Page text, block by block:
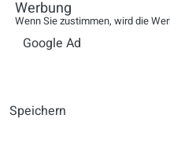
-
nutzen
Werbung
Wenn Sie zustimmen, wird die
Google Ad
Speichern